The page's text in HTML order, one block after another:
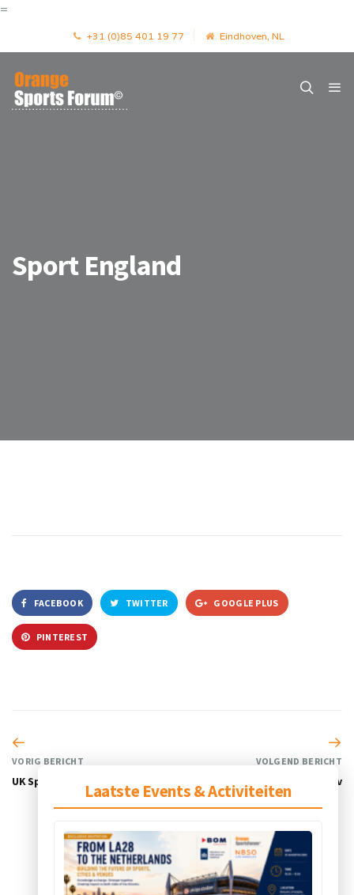
Laatste Events & Activiteiten
=
+31 (0)85 401 19 77 Eindhoven, NL
Sport England
FACEBOOK TWITTER GOOGLE PLUS
PINTEREST
VORIG BERICHT
UK Sport
VOLGEND BERICHT
UK Gov